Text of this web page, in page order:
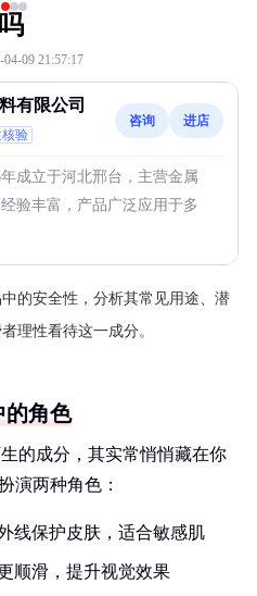
04-09 21:57:17
有限公司
验
咨询 进店
成立于河北邢台，主营金属
验丰富，产品广泛应用于多
的安全性，分析其常见用途、潜
理性看待这一成分。
的角色
的成分，其实常悄悄藏在你
演两种角色：
线保护皮肤，适合敏感肌
顺滑，提升视觉效果